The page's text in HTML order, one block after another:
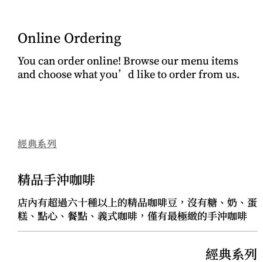
Online Ordering
You can order online! Browse our menu items
and choose what you’d like to order from us.
精品手沖咖啡
店內有超過六十種以上的精品咖啡豆，沒有糖、奶、蛋
糕、點心、餐點、義式咖啡，僅有最極緻的手沖咖啡
經典系列
經典系列